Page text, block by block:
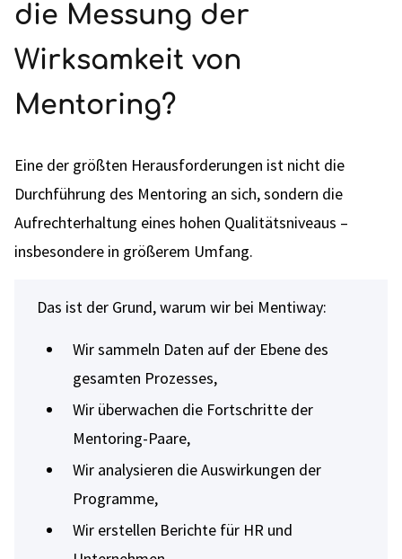
die Messung der
Wirksamkeit von
Mentoring?
Eine der größten Herausforderungen ist nicht die
Durchführung des Mentoring an sich, sondern die
Aufrechterhaltung eines hohen Qualitätsniveaus –
insbesondere in größerem Umfang.
Das ist der Grund, warum wir bei Mentiway:
Wir sammeln Daten auf der Ebene des
gesamten Prozesses,
Wir überwachen die Fortschritte der
Mentoring-Paare,
Wir analysieren die Auswirkungen der
Programme,
Wir erstellen Berichte für HR und